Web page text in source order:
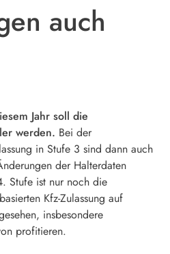
auch
Jahr soll die
werden. Bei der
in Stufe 3 sind dann auch
der Halterdaten
Stufe ist nur noch die
Kfz-Zulassung auf
insbesondere
profitieren.